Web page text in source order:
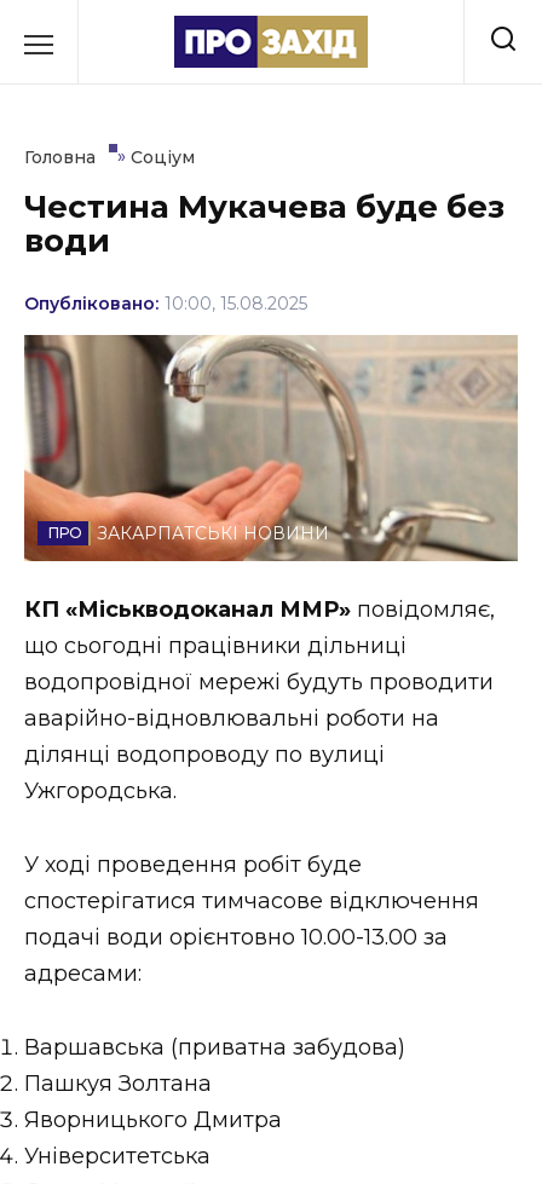
до
Культура
Освіта
Події
Політика
Соціум
Спорт
Стиль життя
Втрачений Ужгород
Втрачений Ужгород (відеоверсія)
ЗАКАРПАТСЬКІ НОВИНИ
НОВИНИ ЗАХІДНОЇ УКРАЇНИ
ВІДЕО
Головна » Соціум
Честина Мукачева буде без
води
Опубліковано: 10:00, 15.08.2025
ЗАКАРПАТСЬКІ НОВИНИ
КП «Міськводоканал ММР» повідомляє,
що сьогодні працівники дільниці
водопровідної мережі будуть проводити
аварійно-відновлювальні роботи на
ділянці водопроводу по вулиці
Ужгородська.
У ході проведення робіт буде
спостерігатися тимчасове відключення
подачі води орієнтовно 10.00-13.00 за
адресами:
Варшавська (приватна забудова)
Пашкуя Золтана
Яворницького Дмитра
Університетська